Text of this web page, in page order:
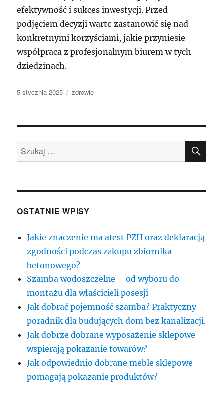
efektywność i sukces inwestycji. Przed
podjęciem decyzji warto zastanowić się nad
konkretnymi korzyściami, jakie przyniesie
współpraca z profesjonalnym biurem w tych
dziedzinach.
Data
5 stycznia 2025 Kategorie
zdrowie
Szukaj:
OSTATNIE WPISY
Jakie znaczenie ma atest PZH oraz deklaracją
zgodności podczas zakupu zbiornika
betonowego?
Szamba wodoszczelne – od wyboru do
montażu dla właścicieli posesji
Jak dobrać pojemność szamba? Praktyczny
poradnik dla budujących dom bez kanalizacji.
Jak dobrze dobrane wyposażenie sklepowe
wspierają pokazanie towarów?
Jak odpowiednio dobrane meble sklepowe
pomagają pokazanie produktów?